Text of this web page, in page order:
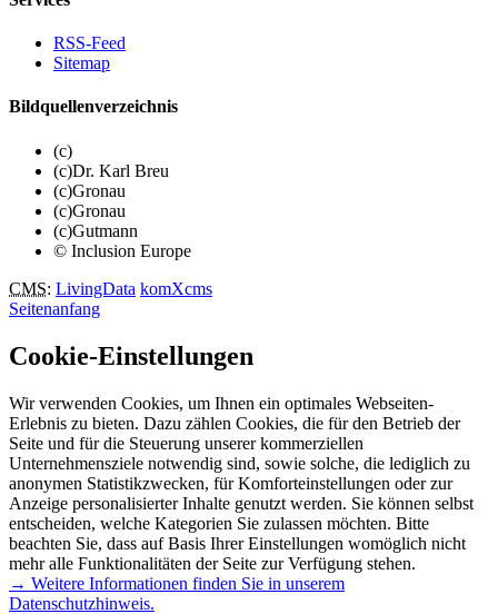
RSS-Feed
Sitemap
Bildquellenverzeichnis
(c)
(c)Dr. Karl Breu
(c)Gronau
(c)Gronau
(c)Gutmann
© Inclusion Europe
CMS: LivingData komXcms
Seitenanfang
Cookie-Einstellungen
Wir verwenden Cookies, um Ihnen ein optimales Webseiten-
Erlebnis zu bieten. Dazu zählen Cookies, die für den Betrieb der
Seite und für die Steuerung unserer kommerziellen
Unternehmensziele notwendig sind, sowie solche, die lediglich zu
anonymen Statistikzwecken, für Komforteinstellungen oder zur
Anzeige personalisierter Inhalte genutzt werden. Sie können selbst
entscheiden, welche Kategorien Sie zulassen möchten. Bitte
beachten Sie, dass auf Basis Ihrer Einstellungen womöglich nicht
mehr alle Funktionalitäten der Seite zur Verfügung stehen.
→ Weitere Informationen finden Sie in unserem
Datenschutzhinweis.